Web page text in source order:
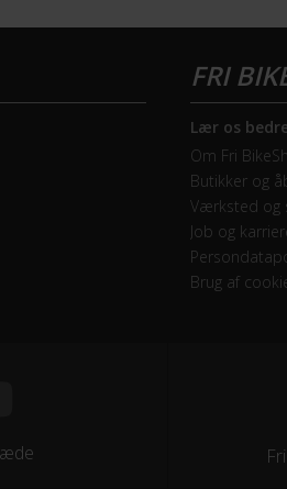
Lær os
Om Fri
Butikker og
Værksted og
Job og
Brug af